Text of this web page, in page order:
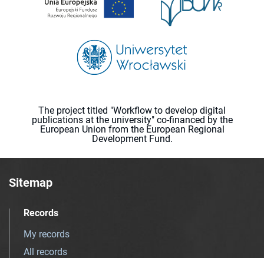
The project titled "Workflow to develop digital
publications at the university" co-financed by the
European Union from the European Regional
Development Fund.
Sitemap
Records
My records
All records